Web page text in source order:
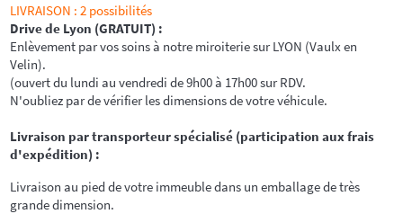
LIVRAISON : 2 possibilités
Drive de Lyon (GRATUIT) :
Enlèvement par vos soins à notre miroiterie sur LYON (Vaulx en
Velin).
(ouvert du lundi au vendredi de 9h00 à 17h00 sur RDV.
N'oubliez par de vérifierles dimensions de votre véhicule.
Livraison par transporteur spécialisé (participation aux frais
d'expédition) :
Livraison au pied de votre immeuble dans un emballage de très
grande dimension.